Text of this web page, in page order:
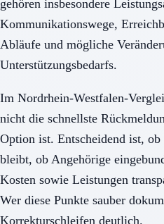
gehören insbesondere
Kommunikationswege,
Abläufe und mögliche
Unterstützungsbedarfs.
Im Nordrhein-Westfalen-
nicht die schnellste
Option ist. Entscheidend ist,
bleibt, ob Angehörige
Kosten sowie Leistungen
Wer diese Punkte sauber
Korrekturschleifen deutlich.